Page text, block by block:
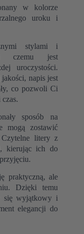
w kolorze
uroku i
stylami i
czemu jest
uroczystości.
napis jest
co pozwoli Ci
sposób na
mogą zostawić
litery z
kierując ich do
praktyczną, ale
Dzięki temu
się wyjątkowy i
elegancji do